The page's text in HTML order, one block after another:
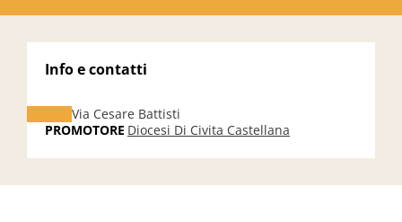
Info e contatti
Via Cesare Battisti
PROMOTORE Diocesi Di Civita Castellana